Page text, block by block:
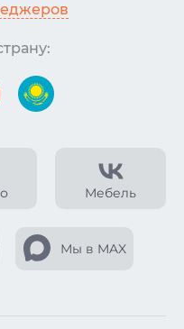
Мебель
Мы в MAX